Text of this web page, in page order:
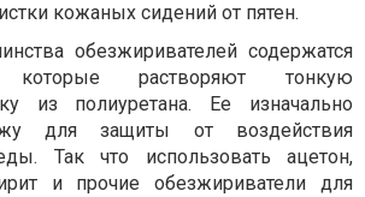
кожаных сидений от пятен.
обезжиривателей содержатся
которые растворяют тонкую
из полиуретана. Ее изначально
для защиты от воздействия
Так что использовать ацетон,
и прочие обезжириватели для